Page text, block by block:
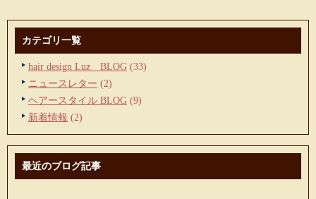
カテゴリ一覧
hair design Luz BLOG (33)
ニュースレター (2)
ヘアースタイル BLOG (9)
新着情報 (2)
最近のブログ記事